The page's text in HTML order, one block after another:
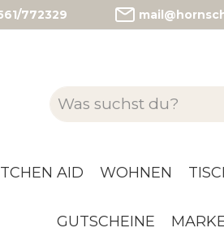
772329
AID WOHNEN
GUTSCHEINE